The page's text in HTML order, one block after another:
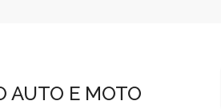
AUTO E MOTO